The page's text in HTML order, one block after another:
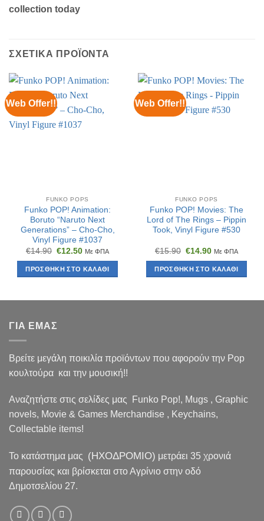
collection today
ΣΧΕΤΙΚΆ ΠΡΟΪΌΝΤΑ
Web Offer!!
FUNKO POPS
Funko POP! Animation:
Boruto “Naruto Next
Generations” – Cho-Cho,
Vinyl Figure #1037
€14.90 Original
was:
€14.90.
€12.50Η
τιμή
είναι:
Με ΦΠΑ
ΠΡΟΣΘΉΚΗ ΣΤΟ ΚΑΛΆΘΙ
Web Offer!!
FUNKO POPS
Funko POP! Movies: The
Lord of The Rings – Pippin
Took, Vinyl Figure #530
€15.90 Original
was:
€15.90.
€14.90Η
τιμή
είναι:
Με ΦΠΑ
ΠΡΟΣΘΉΚΗ ΣΤΟ ΚΑΛΆΘΙ
ΓΙΑ ΕΜΑΣ
Βρείτε μεγάλη ποικιλία προϊόντων που αφορούν την Pop
κουλτούρα και την μουσική!!
Αναζητήστε στις σελίδες μας Funko Pop!, Mugs , Graphic
novels, Movie & Games Merchandise , Keychains,
Collectable items!
To κατάστημα μας (ΗΧΟΔΡΟΜΙΟ) μετράει 35 χρονιά
παρουσίας και βρίσκεται στο Αγρίνιο στην οδό
Δημοτσελίου 27.